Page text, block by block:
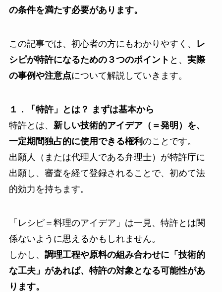
の条件を満たす必要があります。
この記事では、初心者の方にもわかりやすく、
レ
シピが特許になるための３つのポイント と、 実際
の事例や注意点について解説していきます。
１．「特許」とは？ まずは基本から
特許とは、 新しい技術的アイデア（＝発明）を、
一定期間独占的に使用できる権利 のことです。
出願人（または代理人である弁理士）が特許庁に
出願し、審査を経て登録されることで、初めて法
的効力を持ちます。
「レシピ＝料理のアイデア」は一見、特許とは関
係ないように思えるかもしれません。
しかし、 調理工程や原料の組み合わせに「技術的
な工夫」があれば、特許の対象となる可能性があ
ります。